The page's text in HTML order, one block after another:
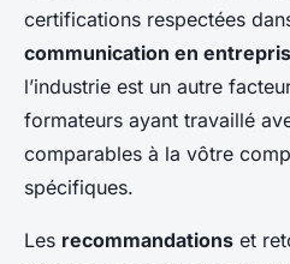
certifications respectées
communication en
l’industrie est un autre
formateurs ayant travaillé
comparables à la vôtre
spécifiques.
Les recommandations et